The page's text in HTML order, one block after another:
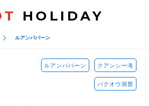
HOLIDAY
ルアンパバーン
ルアンパバーン クアンシー滝
パクオウ洞窟